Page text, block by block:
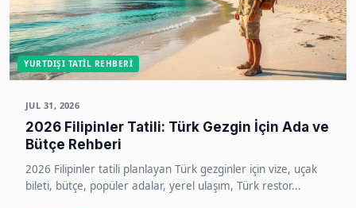
YURTDIŞI TATIL REHBERI
JUL 31, 2026
2026 Filipinler Tatili: Türk Gezgin İçin Ada ve
Bütçe Rehberi
2026 Filipinler tatili planlayan Türk gezginler için vize, uçak
bileti, bütçe, popüler adalar, yerel ulaşım, Türk restor...